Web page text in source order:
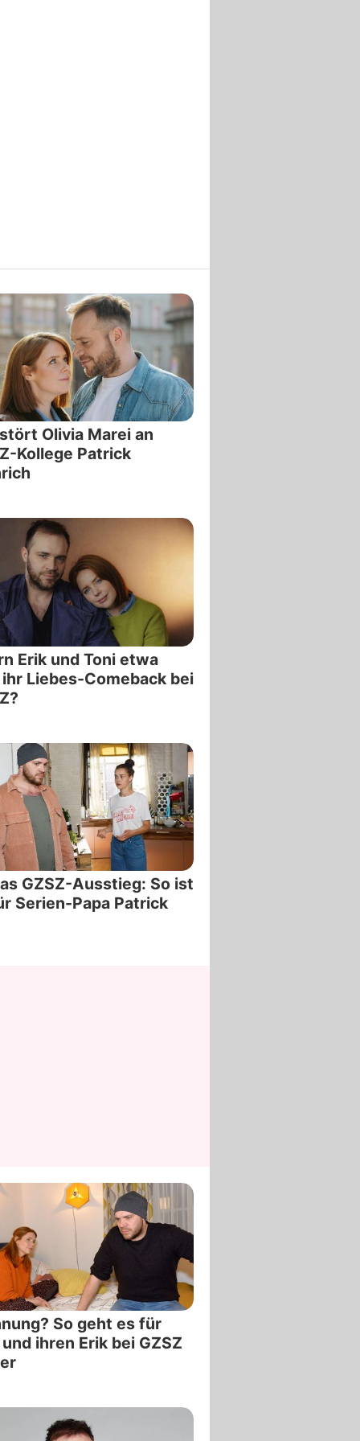
Olivia Marei an
Kollege Patrick
Erik und Toni etwa
Liebes-Comeback bei
GZSZ-Ausstieg: So ist
Serien-Papa Patrick
So geht es für
ihren Erik bei GZSZ